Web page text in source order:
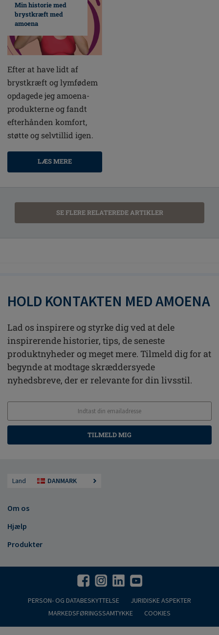
Min historie med
brystkræft med
amoena
Efter at have lidt af
brystkræft og lymfødem
opdagede jeg amoena-
produkterne og fandt
efterhånden komfort,
støtte og selvtillid igen.
LÆS MERE
SE FLERE RELATEREDE ARTIKLER
HOLD KONTAKTEN MED AMOENA
Lad os inspirere og styrke dig ved at dele
inspirerende historier, tips, de seneste
produktnyheder og meget mere. Tilmeld dig for at
begynde at modtage skræddersyede
nyhedsbreve, der er relevante for din livsstil.
TILMELD MIG
Land DANMARK
Om os
Hjælp
Produkter
PERSON- OG DATABESKYTTELSE
JURIDISKE ASPEKTER
MARKEDSFØRINGSSAMTYKKE
COOKIES